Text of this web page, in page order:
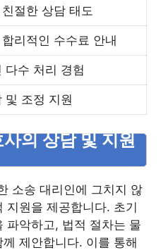
절한 상담 태도
리적인 수수료 안내
다수 처리 경험
및 조정 지원
의 상담 및 지원
소송 대리인에 그치지 않
지원을 제공합니다. 초기
파악하고, 법적 절차는 물
제안합니다. 이를 통해